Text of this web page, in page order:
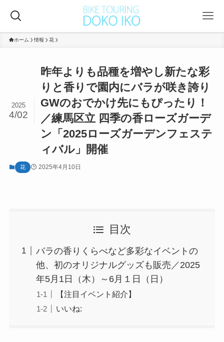
ホーム 情報 花
昨年よりも品種を増やし新たな彩
りと香りで園内にバラが咲き誇り
GWのおでかけ先にもぴったり！
／練馬区立 四季の香ローズガーデ
ン「2025ローズガーデンフェステ
ィバル」開催
2025
4/02
花 2025年4月10日
目次
バラの香りくらべなど多彩なイベントの
他、初のオリジナルグッズも販売／2025
年5月1日（木）～6月１日（日）
【注目イベント紹介】
いいね: